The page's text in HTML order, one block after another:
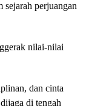
sejarah perjuangan
nilai-nilai
dan cinta
di tengah